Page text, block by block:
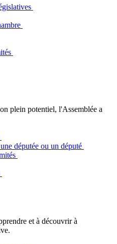
plein potentiel, l'Assemblée a
députée ou un député
et à découvrir à